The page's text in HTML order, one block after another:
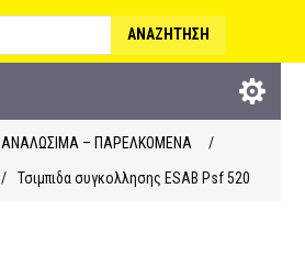
ΑΝΑΖΉΤΗΣΗ
ΑΝΑΛΩΣΙΜΑ – ΠΑΡΕΛΚΟΜΕΝΑ
/
/ Τσιμπιδα συγκολλησης ΕSAB Psf 520